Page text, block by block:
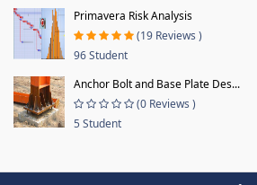
Primavera Risk Analysis
(19 Reviews )
96 Student
Anchor Bolt and Base Plate Des...
(0 Reviews )
5 Student